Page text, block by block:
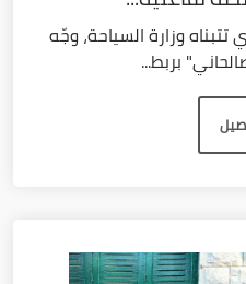
وزارة السياحة، وجّه
بربط...